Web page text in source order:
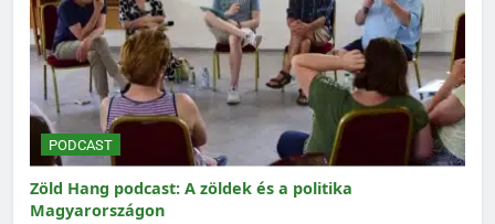
PODCAST
Zöld Hang podcast: A zöldek és a politika
Magyarországon